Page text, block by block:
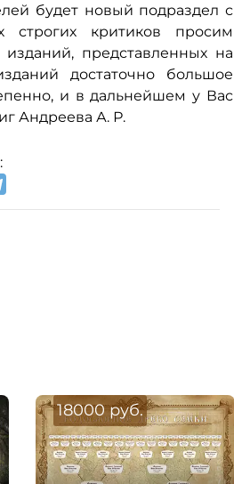
будет новый подраздел с
строгих критиков просим
представленных на
достаточно большое
и в дальнейшем у Вас
Андреева А. Р.
18000 руб.